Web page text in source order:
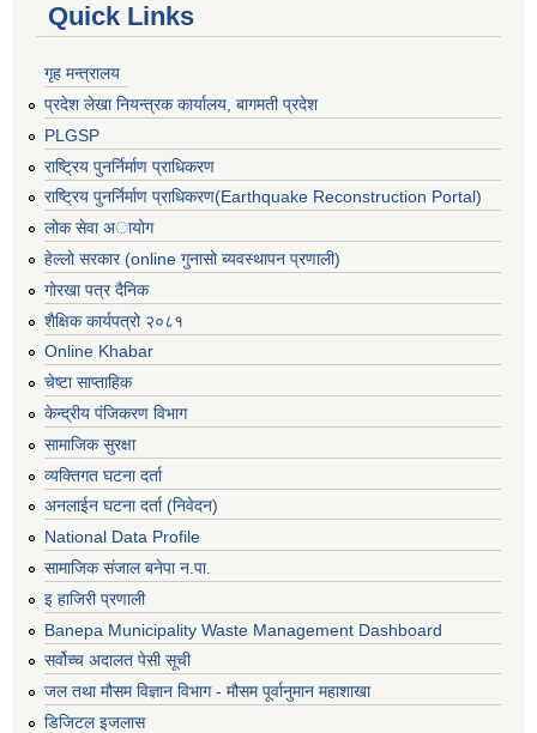
Quick Links
गृह मन्त्रालय
प्रदेश लेखा नियन्त्रक कार्यालय, बागमती प्रदेश
PLGSP
राष्ट्रिय पुनर्निर्माण प्राधिकरण
राष्ट्रिय पुनर्निर्माण प्राधिकरण(Earthquake Reconstruction Portal)
लोक सेवा अायोग
हेल्लो सरकार (online गुनासो ब्यवस्थापन प्रणाली)
गोरखा पत्र दैनिक
शैक्षिक कार्यपत्रो २०८१
Online Khabar
चेष्टा साप्ताहिक
केन्द्रीय पंजिकरण विभाग
सामाजिक सुरक्षा
व्यक्तिगत घटना दर्ता
अनलाईन घटना दर्ता (निवेदन)
National Data Profile
सामाजिक संजाल बनेपा न.पा.
इ हाजिरी प्रणाली
Banepa Municipality Waste Management Dashboard
सर्वोच्च अदालत पेसी सूची
जल तथा मौसम विज्ञान विभाग - मौसम पूर्वानुमान महाशाखा
डिजिटल इजलास